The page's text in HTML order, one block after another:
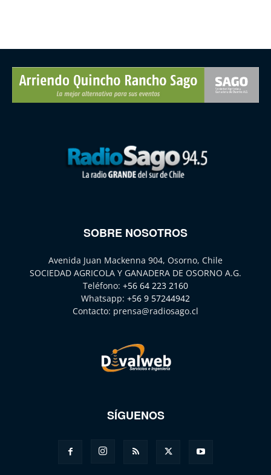
SOBRE NOSOTROS
Avenida Juan Mackenna 904, Osorno, Chile
SOCIEDAD AGRICOLA Y GANADERA DE OSORNO A.G.
Teléfono: +56 64 223 2160
Whatsapp: +56 9 57244942
Contacto: prensa@radiosago.cl
SÍGUENOS